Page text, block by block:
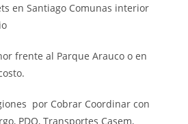
en Santiago Comunas interior
frente al Parque Arauco o en
por Cobrar Coordinar con
PDQ, Transportes Casem,